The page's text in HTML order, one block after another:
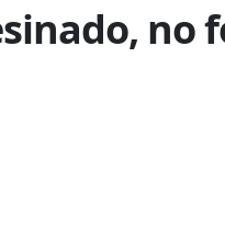
no